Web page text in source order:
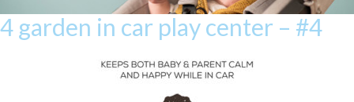
4 garden in car play center – #4